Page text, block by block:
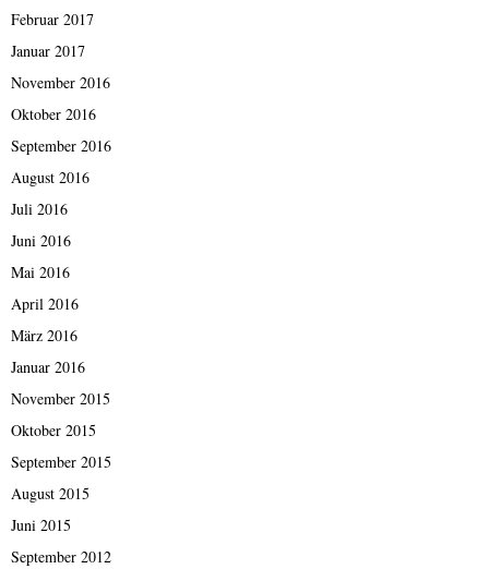
Februar 2017
Januar 2017
November 2016
Oktober 2016
September 2016
August 2016
Juli 2016
Juni 2016
Mai 2016
April 2016
März 2016
Januar 2016
November 2015
Oktober 2015
September 2015
August 2015
Juni 2015
September 2012